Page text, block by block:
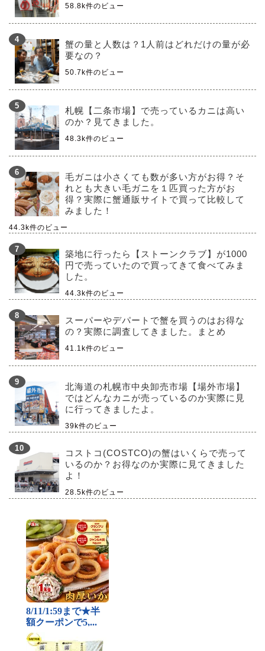
58.8k件のビュー
蟹の量と人数は？1人前はどれだけの量が必
要なの？
50.7k件のビュー
札幌【二条市場】で売っているカニは高い
のか？見てきました。
48.3k件のビュー
毛ガニは小さくても数が多い方がお得？そ
れとも大きい毛ガニを１匹買った方がお
得？実際に蟹通販サイトで買って比較して
みました！
44.3k件のビュー
築地に行ったら【ストーンクラブ】が1000
円で売っていたので買ってきて食べてみま
した。
44.3k件のビュー
スーパーやデパートで蟹を買うのはお得な
の？実際に調査してきました。まとめ
41.1k件のビュー
北海道の札幌市中央卸売市場【場外市場】
ではどんなカニが売っているのか実際に見
に行ってきましたよ。
39k件のビュー
コストコ(COSTCO)の蟹はいくらで売って
いるのか？お得なのか実際に見てきました
よ！
28.5k件のビュー